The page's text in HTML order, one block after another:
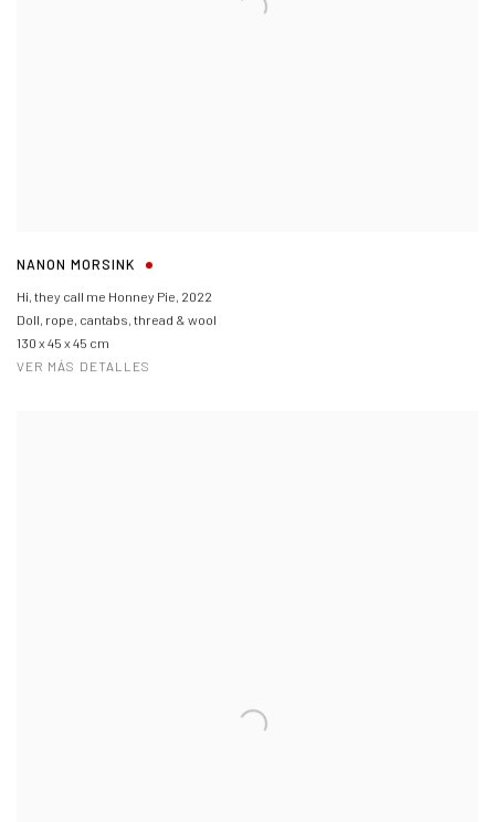
NANON MORSINK
Hi, they call me Honney Pie, 2022
Doll, rope, cantabs, thread & wool
130 x 45 x 45 cm
VER MÁS DETALLES